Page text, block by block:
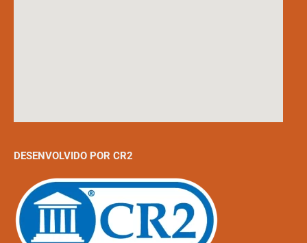
DESENVOLVIDO POR CR2